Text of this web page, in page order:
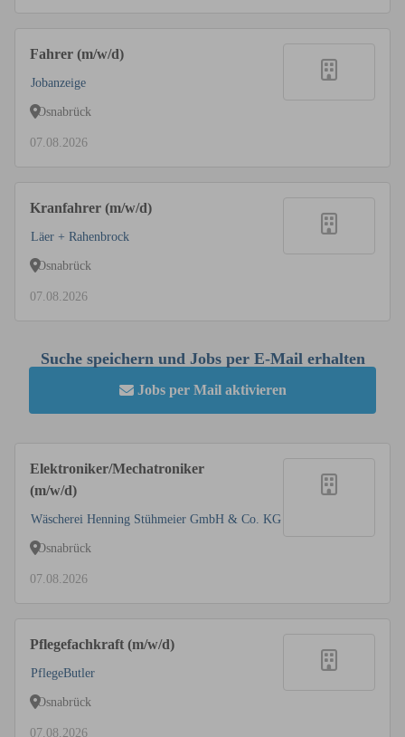
Fahrer (m/w/d)
Jobanzeige
Osnabrück
07.08.2026
Kranfahrer (m/w/d)
Läer + Rahenbrock
Osnabrück
07.08.2026
Suche speichern und Jobs per E-Mail erhalten
Jobs per Mail aktivieren
Elektroniker/Mechatroniker
(m/w/d)
Wäscherei Henning Stühmeier GmbH & Co. KG
Osnabrück
07.08.2026
Pflegefachkraft (m/w/d)
PflegeButler
Osnabrück
07.08.2026